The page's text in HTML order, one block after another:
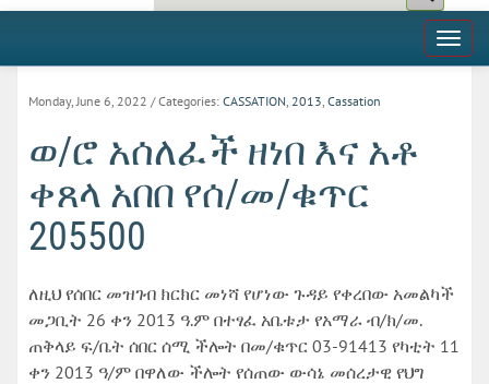
Toggle
Monday, June 6, 2022 / Categories: CASSATION, 2013, Cassation
ወ/ሮ አሰለፈች ዘነበ እና አቶ
ቀጸላ አበበ የሰ/መ/ቁጥር
205500
ለዚህ የሰበር መዝገብ ክርክር መነሻ የሆነው ጉዳይ የቀረበው አመልካች
መጋቢት 26 ቀን 2013 ዓ.ም በተፃፈ አቤቱታ የአማራ ብ/ክ/መ.
ጠቅላይ ፍ/ቤት ሰበር ሰሚ ችሎት በመ/ቁጥር 03-91413 የካቲት 11
ቀን 2013 ዓ/ም በዋለው ችሎት የሰጠው ውሳኔ መሰረታዊ የህግ